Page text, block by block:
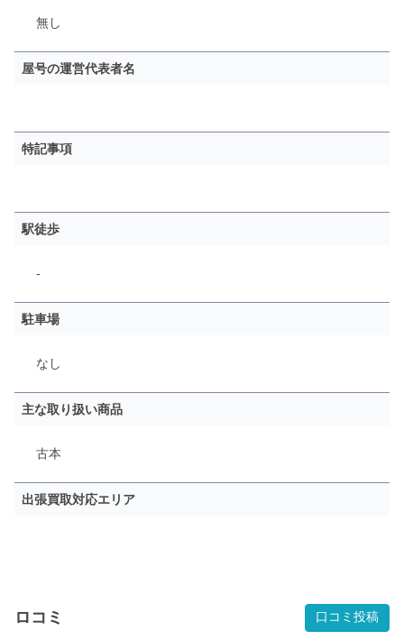
無し
屋号の運営代表者名
特記事項
駅徒歩
-
駐車場
なし
主な取り扱い商品
古本
出張買取対応エリア
ロコミ 口コミ投稿